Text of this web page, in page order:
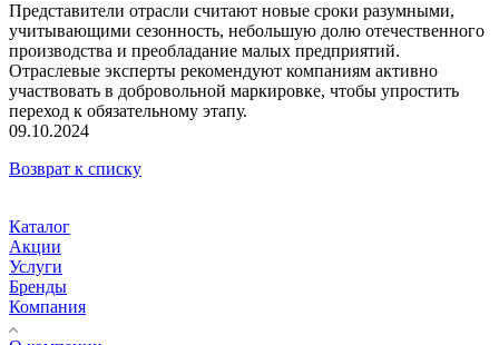
Представители отрасли считают новые сроки разумными,
учитывающими сезонность, небольшую долю отечественного
производства и преобладание малых предприятий.
Отраслевые эксперты рекомендуют компаниям активно
участвовать в добровольной маркировке, чтобы упростить
переход к обязательному этапу.
09.10.2024
Возврат к списку
Каталог
Акции
Услуги
Бренды
Компания